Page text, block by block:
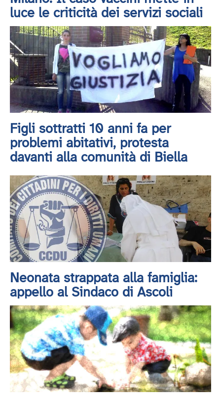
luce le criticità dei servizi sociali
Figli sottratti 10 anni fa per
problemi abitativi, protesta
davanti alla comunità di Biella
Neonata strappata alla famiglia:
appello al Sindaco di Ascoli